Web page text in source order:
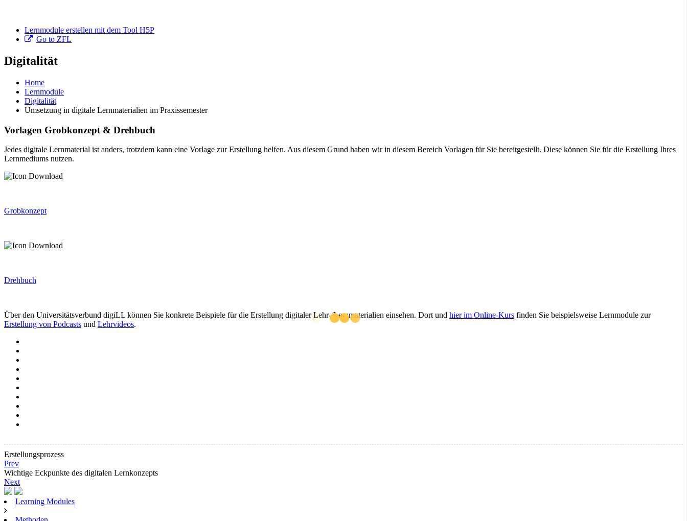
Lernmodule erstellen mit dem Tool H5P
Go to ZFL
Digitalität
Home
Lernmodule
Digitalität
Umsetzung in digitale Lernmaterialien im Praxissemester
Vorlagen Grobkonzept & Drehbuch
Jedes digitale Lernmaterial ist anders, trotzdem kann eine Vorlage zur Erstellung helfen. Aus diesem Grund haben wir in diesem Bereich Vorlagen für Sie bereitgestellt. Diese können Sie für die Erstellung Ihres
Lernmediums nutzen.
Grobkonzept
Drehbuch
Über den Universitätsverbund digiLL können Sie konkrete Beispiele für die Erstellung digitaler Lehr-/Lernmaterialien einsehen. Dort und hier im Online-Kurs finden Sie beispielsweise Lernmodule zur
Erstellung von Podcasts und Lehrvideos.
Erstellungsprozess
Prev
Wichtige Eckpunkte des digitalen Lernkonzepts
Next
Learning Modules